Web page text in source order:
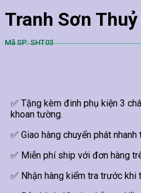
Tranh Sơn
Mã SP: SHT03
✅ Tặng kèm đinh phụ kiện 3
khoan tường.
✅ Giao hàng chuyển phát
✅ Miễn phí ship với đơn hàng
✅ Nhận hàng kiểm tra trước khi